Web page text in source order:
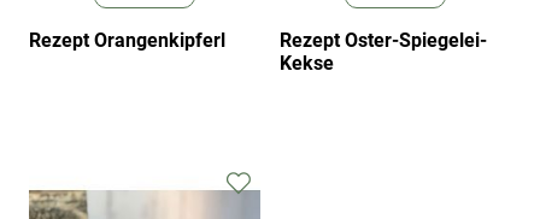
Rezept Orangenkipferl
Rezept Oster-Spiegelei-
Kekse
Zur